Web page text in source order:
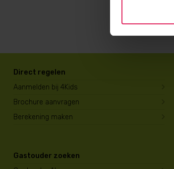
Direct regelen
Aanmelden bij 4Kids
Brochure aanvragen
Berekening maken
Gastouder zoeken